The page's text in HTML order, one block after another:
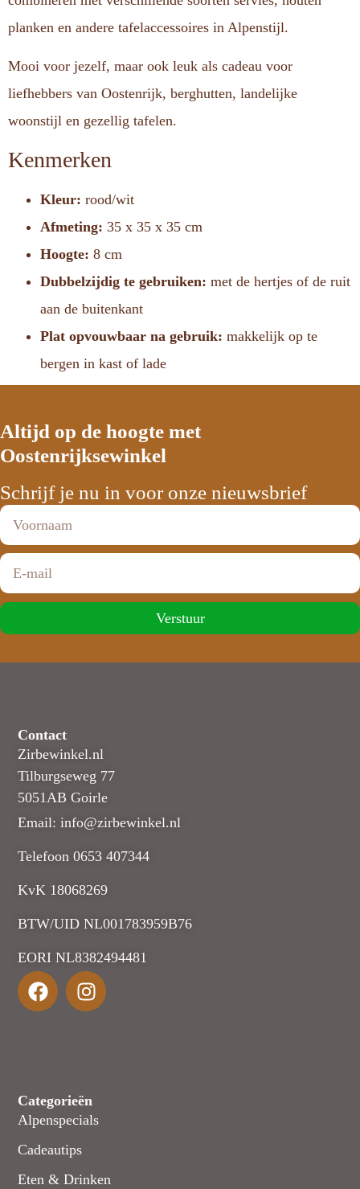
planken en andere tafelaccessoires in Alpenstijl.
Mooi voor jezelf, maar ook leuk als cadeau voor
liefhebbers van Oostenrijk, berghutten, landelijke
woonstijl en gezellig tafelen.
Kenmerken
Kleur: rood/wit
Afmeting: 35 x 35 x 35 cm
Hoogte: 8 cm
Dubbelzijdig te gebruiken: met de hertjes of de ruit
aan de buitenkant
Plat opvouwbaar na gebruik: makkelijk op te
bergen in kast of lade
Altijd op de hoogte met
Oostenrijksewinkel
Schrijf je nu in voor onze nieuwsbrief
Verstuur
Contact
Zirbewinkel.nl
Tilburgseweg 77
5051AB Goirle
Email: info@zirbewinkel.nl
Telefoon 0653 407344
KvK 18068269
BTW/UID NL001783959B76
EORI NL8382494481
Categorieën
Alpenspecials
Cadeautips
Eten & Drinken